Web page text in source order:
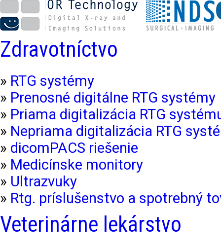
Zdravotníctvo
» RTG systémy
» Prenosné digitálne RTG systémy
» Priama digitalizácia RTG
» Nepriama digitalizácia RTG
» dicomPACS riešenie
» Medicínske monitory
» Ultrazvuky
» Rtg. príslušenstvo a spotrebný
Veterinárne lekárstvo